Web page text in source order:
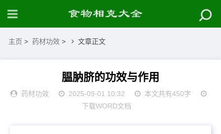
主页 > 药材功效 > 文章正文
腽肭脐的功效与作用
药材功效 2025-09-01 10:32
本文共有450字
下载WORD文档